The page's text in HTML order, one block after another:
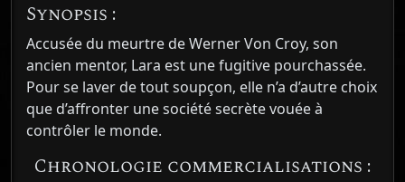
Synopsis :
Accusée du meurtre de Werner Von Croy, son
ancien mentor, Lara est une fugitive pourchassée.
Pour se laver de tout soupçon, elle n’a d’autre choix
que d’affronter une société secrète vouée à
contrôler le monde.
Chronologie commercialisations :